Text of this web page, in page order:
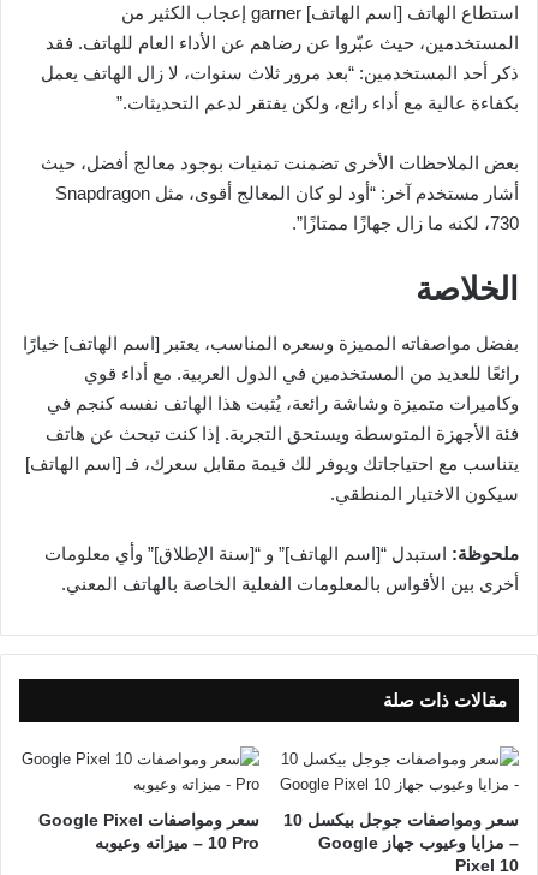
استطاع الهاتف [اسم الهاتف] garner إعجاب الكثير من
المستخدمين، حيث عبّروا عن رضاهم عن الأداء العام للهاتف. فقد
ذكر أحد المستخدمين: “بعد مرور ثلاث سنوات، لا زال الهاتف يعمل
بكفاءة عالية مع أداء رائع، ولكن يفتقر لدعم التحديثات.”
بعض الملاحظات الأخرى تضمنت تمنيات بوجود معالج أفضل، حيث
أشار مستخدم آخر: “أود لو كان المعالج أقوى، مثل Snapdragon
730، لكنه ما زال جهازًا ممتازًا”.
الخلاصة
بفضل مواصفاته المميزة وسعره المناسب، يعتبر [اسم الهاتف] خيارًا
رائعًا للعديد من المستخدمين في الدول العربية. مع أداء قوي
وكاميرات متميزة وشاشة رائعة، يُثبت هذا الهاتف نفسه كنجم في
فئة الأجهزة المتوسطة ويستحق التجربة. إذا كنت تبحث عن هاتف
يتناسب مع احتياجاتك ويوفر لك قيمة مقابل سعرك، فـ [اسم الهاتف]
سيكون الاختيار المنطقي.
ملحوظة: استبدل “[اسم الهاتف]” و “[سنة الإطلاق]” وأي معلومات
أخرى بين الأقواس بالمعلومات الفعلية الخاصة بالهاتف المعني.
مقالات ذات صلة
سعر ومواصفات جوجل بيكسل 10
– مزايا وعيوب جهاز Google
Pixel 10
سعر ومواصفات Google Pixel
10 Pro – ميزاته وعيوبه